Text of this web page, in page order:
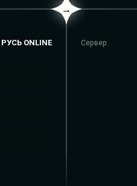
→
РУСЬ ONLINE Сервер: